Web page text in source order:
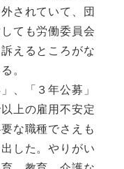
されていて、団
ても労働委員会
えるところがな
。
、「３年公募」
上の雇用不安定
な職種でさえも
した。やりがい